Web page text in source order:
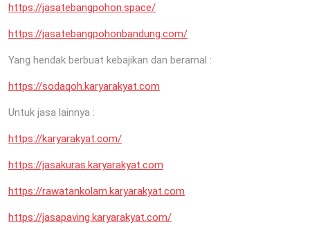
https://jasatebangpohon.space/
https://jasatebangpohonbandung.com/
Yang hendak berbuat kebajikan dan beramal :
https://sodaqoh.karyarakyat.com
Untuk jasa lainnya :
https://karyarakyat.com/
https://jasakuras.karyarakyat.com
https://rawatankolam.karyarakyat.com
https://jasapaving.karyarakyat.com/